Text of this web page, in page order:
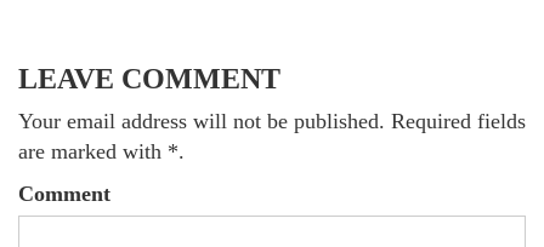
LEAVE COMMENT
Your email address will not be published. Required fields
are marked with *.
Comment